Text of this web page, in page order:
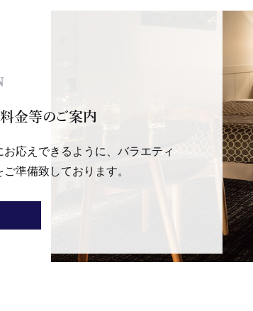
2026.05.23
2026.05.04
料金等のご案内
応えできるように、バラエティ
準備致しております。